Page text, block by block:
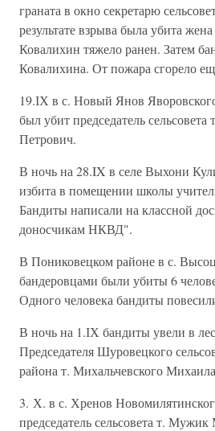
граната в окно секретарю
результате взрыва была убита
Ковалихин тяжело ранен. Затем
Ковалихина. От пожара сгорело
19.ІХ в с. Новый Янов
был убит председатель
Петрович.
В ночь на 28.IX в селе Выхони
избита в помещении школы
Бандиты написали на классной
доносчикам НКВД".
В Пониковецком районе в с.
бандеровцами были убиты 6
Одного человека бандиты
В ночь на 1.ІХ бандиты увели в
Председателя Шуровецкого
района т. Михальчевского
3. Х. в с. Хренов
председатель сельсовета т.